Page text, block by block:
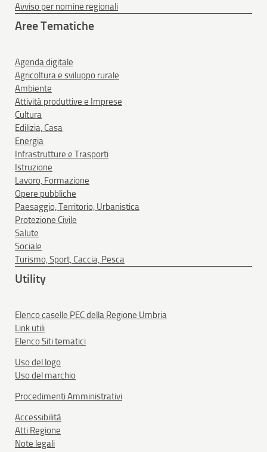
Avviso per nomine regionali
Aree Tematiche
Agenda digitale
Agricoltura e sviluppo rurale
Ambiente
Attività produttive e Imprese
Cultura
Edilizia, Casa
Energia
Infrastrutture e Trasporti
Istruzione
Lavoro, Formazione
Opere pubbliche
Paesaggio, Territorio, Urbanistica
Protezione Civile
Salute
Sociale
Turismo, Sport, Caccia, Pesca
Utility
Elenco caselle PEC della Regione Umbria
Link utili
Elenco Siti tematici
Uso del logo
Uso del marchio
Procedimenti Amministrativi
Accessibilità
Atti Regione
Note legali